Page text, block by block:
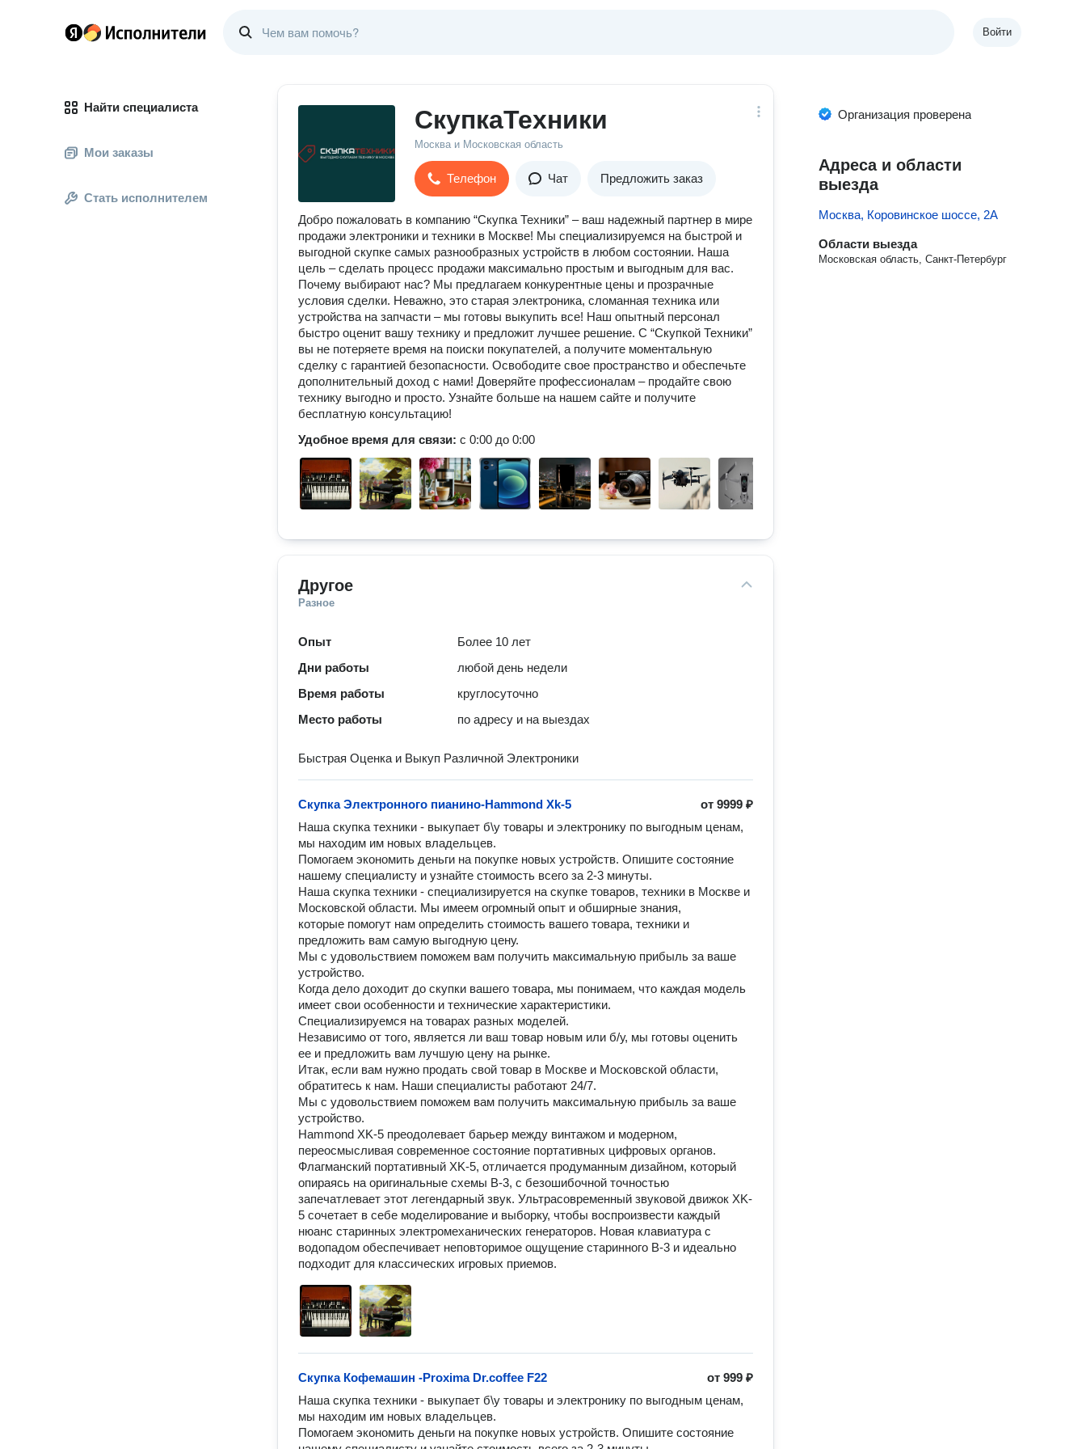
Войти
Найти специалиста
Мои заказы
Стать исполнителем
СкупкаТехники
Москва и Московская область
Телефон Чат Предложить заказ
Добро пожаловать в компанию “Скупка Техники” – ваш надежный партнер в мире
продажи электроники и техники в Москве! Мы специализируемся на быстрой и
выгодной скупке самых разнообразных устройств в любом состоянии. Наша
цель – сделать процесс продажи максимально простым и выгодным для вас.
Почему выбирают нас? Мы предлагаем конкурентные цены и прозрачные
условия сделки. Неважно, это старая электроника, сломанная техника или
устройства на запчасти – мы готовы выкупить все! Наш опытный персонал
быстро оценит вашу технику и предложит лучшее решение. С “Скупкой Техники”
вы не потеряете время на поиски покупателей, а получите моментальную
сделку с гарантией безопасности. Освободите свое пространство и обеспечьте
дополнительный доход с нами! Доверяйте профессионалам – продайте свою
технику выгодно и просто. Узнайте больше на нашем сайте и получите
бесплатную консультацию!
Удобное время для связи: с 0:00 до 0:00
Другое
Разное
Опыт
Более 10 лет
Дни работы
любой день недели
Время работы
круглосуточно
Место работы
по адресу и на выездах
Быстрая Оценка и Выкуп Различной Электроники
от9999 ₽
Скупка Электронного пианино-Hammond Xk-5
Наша скупка техники - выкупает б\у товары и электронику по выгодным ценам,
мы находим им новых владельцев.
Помогаем экономить деньги на покупке новых устройств. Опишите состояние
нашему специалисту и узнайте стоимость всего за 2-3 минуты.
Наша скупка техники - специализируется на скупке товаров, техники в Москве и
Московской области. Мы имеем огромный опыт и обширные знания,
которые помогут нам определить стоимость вашего товара, техники и
предложить вам самую выгодную цену.
Мы с удовольствием поможем вам получить максимальную прибыль за ваше
устройство.
Когда дело доходит до скупки вашего товара, мы понимаем, что каждая модель
имеет свои особенности и технические характеристики.
Специализируемся на товарах разных моделей.
Независимо от того, является ли ваш товар новым или б/у, мы готовы оценить
ее и предложить вам лучшую цену на рынке.
Итак, если вам нужно продать свой товар в Москве и Московской области,
обратитесь к нам. Наши специалисты работают 24/7.
Мы с удовольствием поможем вам получить максимальную прибыль за ваше
устройство.
Hammond XK-5 преодолевает барьер между винтажом и модерном,
переосмысливая современное состояние портативных цифровых органов.
Флагманский портативный XK-5, отличается продуманным дизайном, который
опираясь на оригинальные схемы B-3, с безошибочной точностью
запечатлевает этот легендарный звук. Ультрасовременный звуковой движок XK-
5 сочетает в себе моделирование и выборку, чтобы воспроизвести каждый
нюанс старинных электромеханических генераторов. Новая клавиатура с
водопадом обеспечивает неповторимое ощущение старинного B-3 и идеально
подходит для классических игровых приемов.
от999 ₽
Скупка Кофемашин -Proxima Dr.coffee F22
Наша скупка техники - выкупает б\у товары и электронику по выгодным ценам,
мы находим им новых владельцев.
Помогаем экономить деньги на покупке новых устройств. Опишите состояние
Организация проверена
Адреса и области
выезда
Москва, Коровинское шоссе, 2А
Области выезда
Московская область, Санкт-Петербург